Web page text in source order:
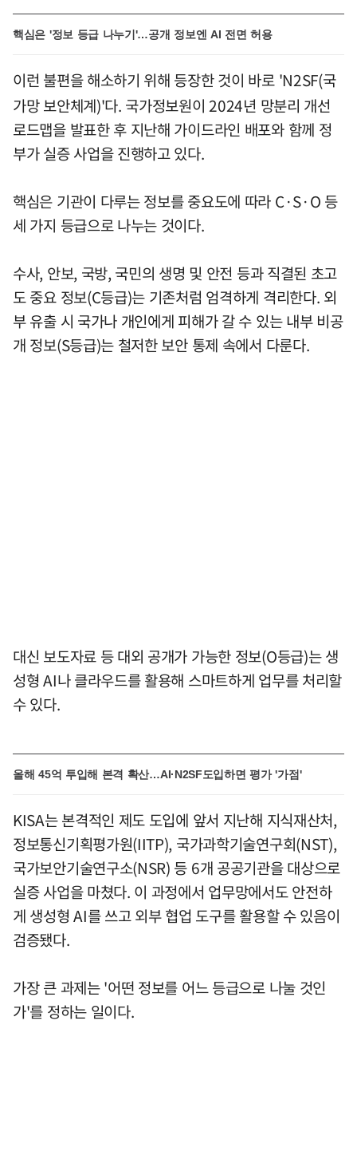
핵심은 '정보 등급 나누기'…공개 정보엔 AI 전면 허용
이런 불편을 해소하기 위해 등장한 것이 바로 'N2SF(국
가망 보안체계)'다. 국가정보원이 2024년 망분리 개선
로드맵을 발표한 후 지난해 가이드라인 배포와 함께 정
부가 실증 사업을 진행하고 있다.
핵심은 기관이 다루는 정보를 중요도에 따라 C·S·O 등
세 가지 등급으로 나누는 것이다.
수사, 안보, 국방, 국민의 생명 및 안전 등과 직결된 초고
도 중요 정보(C등급)는 기존처럼 엄격하게 격리한다. 외
부 유출 시 국가나 개인에게 피해가 갈 수 있는 내부 비공
개 정보(S등급)는 철저한 보안 통제 속에서 다룬다.
대신 보도자료 등 대외 공개가 가능한 정보(O등급)는 생
성형 AI나 클라우드를 활용해 스마트하게 업무를 처리할
수 있다.
올해 45억 투입해 본격 확산…AI·N2SF도입하면 평가 '가점'
KISA는 본격적인 제도 도입에 앞서 지난해 지식재산처,
정보통신기획평가원(IITP), 국가과학기술연구회(NST),
국가보안기술연구소(NSR) 등 6개 공공기관을 대상으로
실증 사업을 마쳤다. 이 과정에서 업무망에서도 안전하
게 생성형 AI를 쓰고 외부 협업 도구를 활용할 수 있음이
검증됐다.
가장 큰 과제는 '어떤 정보를 어느 등급으로 나눌 것인
가'를 정하는 일이다.